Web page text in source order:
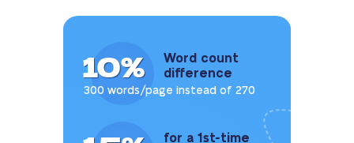
10%
Word count
difference
300 words/page instead of 270
for a 1st-time